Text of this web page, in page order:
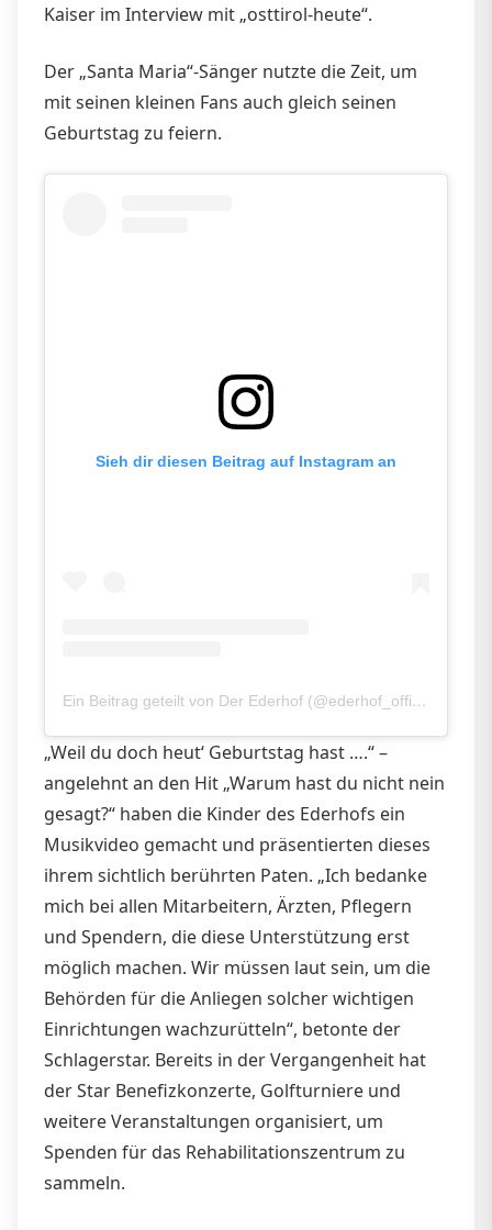
Kaiser im Interview mit „osttirol-heute“.
Der „Santa Maria“-Sänger nutzte die Zeit, um
mit seinen kleinen Fans auch gleich seinen
Geburtstag zu feiern.
Sieh dir diesen Beitrag auf Instagram an
Ein Beitrag geteilt von Der Ederhof (@ederhof_official)
„Weil du doch heut‘ Geburtstag hast ….“ –
angelehnt an den Hit „Warum hast du nicht nein
gesagt?“ haben die Kinder des Ederhofs ein
Musikvideo gemacht und präsentierten dieses
ihrem sichtlich berührten Paten. „Ich bedanke
mich bei allen Mitarbeitern, Ärzten, Pflegern
und Spendern, die diese Unterstützung erst
möglich machen. Wir müssen laut sein, um die
Behörden für die Anliegen solcher wichtigen
Einrichtungen wachzurütteln“, betonte der
Schlagerstar. Bereits in der Vergangenheit hat
der Star Benefizkonzerte, Golfturniere und
weitere Veranstaltungen organisiert, um
Spenden für das Rehabilitationszentrum zu
sammeln.